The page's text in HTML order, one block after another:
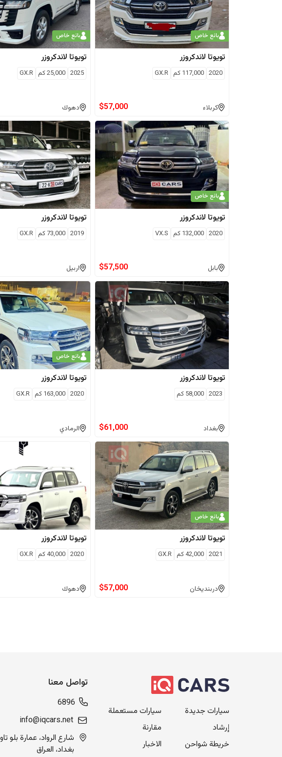
بائع خاص
تويوتا لاندكروزر
2020
117,000 كم GX.R
كربلاء $57,000
بائع خاص
تويوتا لاندكروزر
2025
25,000كم GX.R
دهوك
بائع خاص
تويوتا لاندكروزر
2020
132,000 كم VX.S
بابل $57,500
تويوتا لاندكروزر
2019
73,000كم GX.R
اربيل
تويوتا لاندكروزر
2023
58,000 كم
بغداد $61,000
بائع خاص
تويوتا لاندكروزر
2020
163,000 كم GX.R
الرمادي
بائع خاص
تويوتا لاندكروزر
2021
42,000كم GX.R
دربنديخان $57,000
تويوتا لاندكروزر
2020
40,000كم GX.R
دهوك
سيارات جديدة
سيارات مستعملة
إرشاد
مقارنة
خريطة شواحن
الاخبار
تواصل معنا
6896
info@iqcars.net
بغداد، العراق